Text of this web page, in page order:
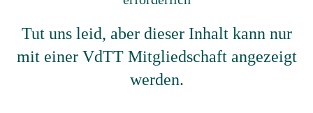
Tut uns leid, aber dieser Inhalt kann nur
mit einer VdTT Mitgliedschaft angezeigt
werden.